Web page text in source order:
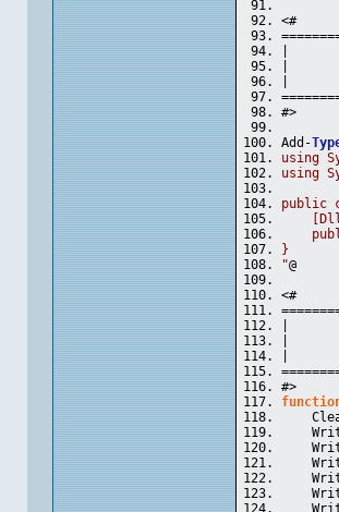
<#
#>
Add-
using
using
public
public
}
"@
<#
#>